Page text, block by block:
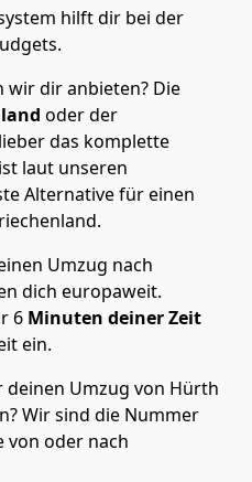
hilft dir bei der
wir dir anbieten? Die
oder der
das komplette
ist laut unseren
Alternative für einen
.
Umzug nach
dich europaweit.
6 Minuten deiner Zeit
ein.
Umzug von Hürth
Wir sind die Nummer
von oder nach